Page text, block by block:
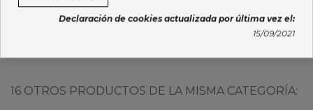
3,55 € 1,45 €
Añadir al carro
16 OTROS PRODUCTOS DE LA MISMA CATEGORÍA:
Declaración de cookies actualizada por última vez el:
15/09/2021